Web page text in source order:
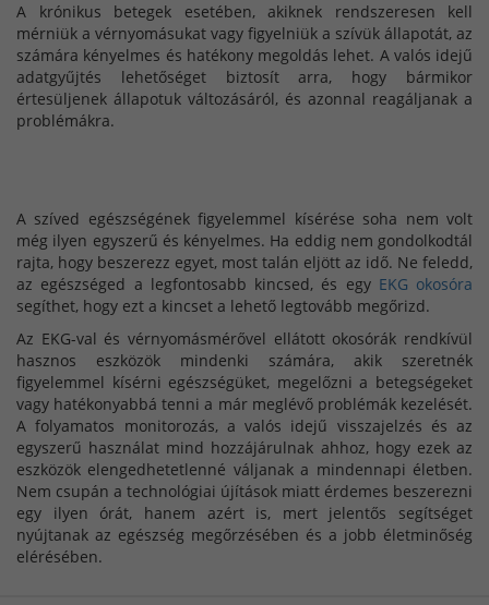
A krónikus betegek esetében, akiknek rendszeresen kell
mérniük a vérnyomásukat vagy figyelniük a szívük állapotát, az
számára kényelmes és hatékony megoldás lehet. A valós idejű
adatgyűjtés lehetőséget biztosít arra, hogy bármikor
értesüljenek állapotuk változásáról, és azonnal reagáljanak a
problémákra.
A szíved egészségének figyelemmel kísérése soha nem volt
még ilyen egyszerű és kényelmes. Ha eddig nem gondolkodtál
rajta, hogy beszerezz egyet, most talán eljött az idő. Ne feledd,
az egészséged a legfontosabb kincsed, és egy EKG okosóra
segíthet, hogy ezt a kincset a lehető legtovább megőrizd.
Az EKG-val és vérnyomásmérővel ellátott okosórák rendkívül
hasznos eszközök mindenki számára, akik szeretnék
figyelemmel kísérni egészségüket, megelőzni a betegségeket
vagy hatékonyabbá tenni a már meglévő problémák kezelését.
A folyamatos monitorozás, a valós idejű visszajelzés és az
egyszerű használat mind hozzájárulnak ahhoz, hogy ezek az
eszközök elengedhetetlenné váljanak a mindennapi életben.
Nem csupán a technológiai újítások miatt érdemes beszerezni
egy ilyen órát, hanem azért is, mert jelentős segítséget
nyújtanak az egészség megőrzésében és a jobb életminőség
elérésében.